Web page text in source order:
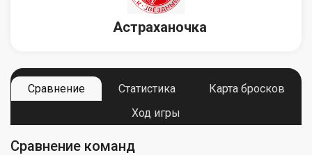
Астраханочка
Сравнение Статистика
Карта бросков
Ход игры
Сравнение команд